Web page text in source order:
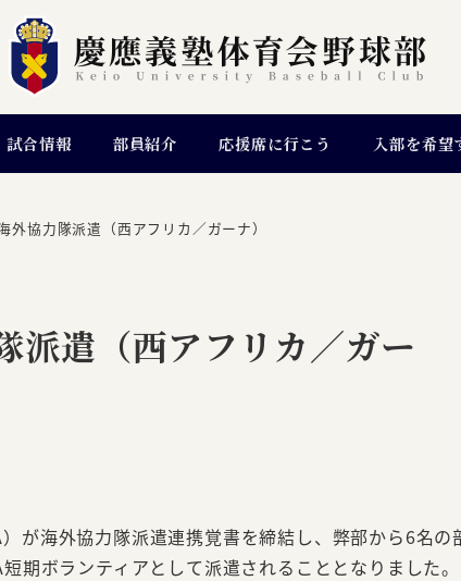
試合情報 部員紹介 応援席に行こう 入部を希望
外協力隊派遣（西アフリカ／ガーナ）
遣（西アフリカ／ガー
が海外協力隊派遣連携覚書を締結し、弊部から6名の
期ボランティアとして派遣されることとなりました。